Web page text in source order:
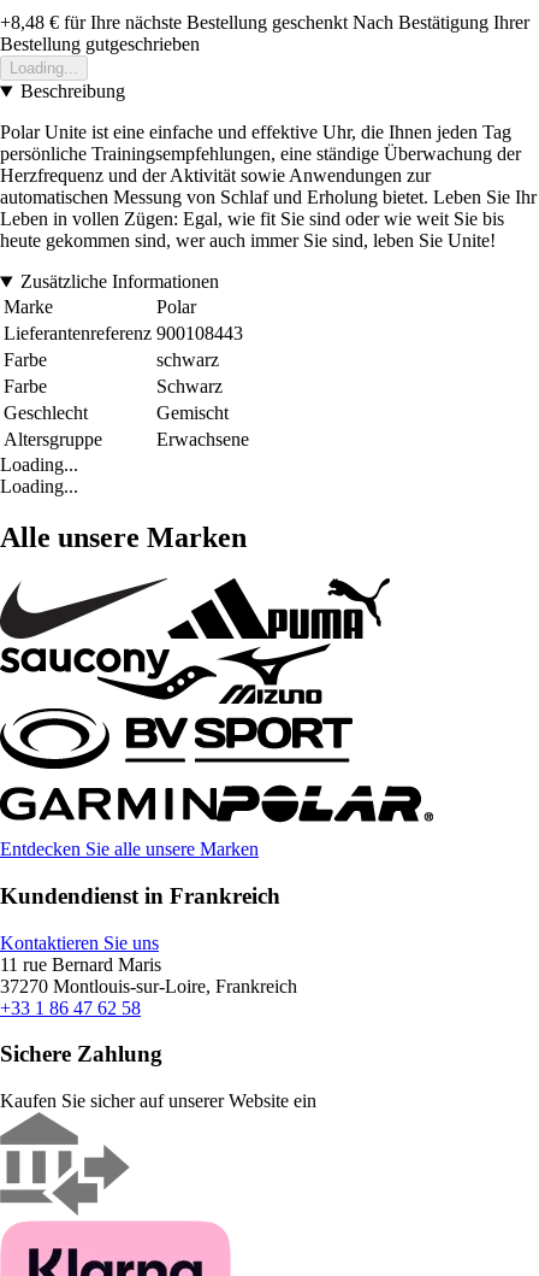
+8,48 € für Ihre nächste Bestellung geschenkt Nach Bestätigung Ihrer
Bestellung gutgeschrieben
Loading...
Beschreibung
Polar Unite ist eine einfache und effektive Uhr, die Ihnen jeden Tag
persönliche Trainingsempfehlungen, eine ständige Überwachung der
Herzfrequenz und der Aktivität sowie Anwendungen zur
automatischen Messung von Schlaf und Erholung bietet. Leben Sie Ihr
Leben in vollen Zügen: Egal, wie fit Sie sind oder wie weit Sie bis
heute gekommen sind, wer auch immer Sie sind, leben Sie Unite!
Zusätzliche Informationen
Marke
Polar
Lieferantenreferenz 900108443
Farbe
schwarz
Farbe
Schwarz
Geschlecht
Gemischt
Altersgruppe
Erwachsene
Loading...
Loading...
Alle unsere Marken
Entdecken Sie alle unsere Marken
Kundendienst in Frankreich
Kontaktieren Sie uns
11 rue Bernard Maris
37270 Montlouis-sur-Loire, Frankreich
+33 1 86 47 62 58
Sichere Zahlung
Kaufen Sie sicher auf unserer Website ein